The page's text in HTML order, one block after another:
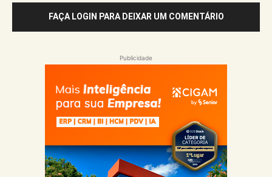
FAÇA LOGIN PARA DEIXAR UM COMENTÁRIO
Publicidade